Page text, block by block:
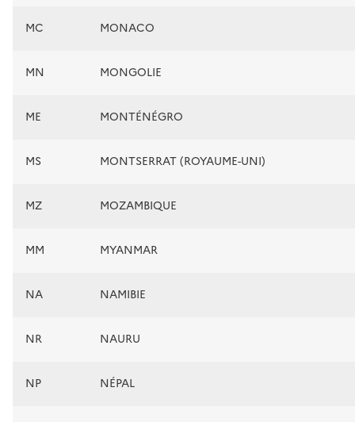
MC MONACO
MN MONGOLIE
ME MONTÉNÉGRO
MS MONTSERRAT (ROYAUME-UNI)
MZ MOZAMBIQUE
MM MYANMAR
NA NAMIBIE
NR NAURU
NP NÉPAL